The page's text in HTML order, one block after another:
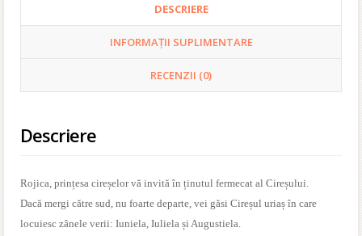
DESCRIERE
INFORMAȚII SUPLIMENTARE
RECENZII (0)
Descriere
Rojica, prințesa cireșelor vă invită în ținutul fermecat al Cireșului.
Dacă mergi către sud, nu foarte departe, vei găsi Cireșul uriaș în care
locuiesc zânele verii: Iuniela, Iuliela și Augustiela.